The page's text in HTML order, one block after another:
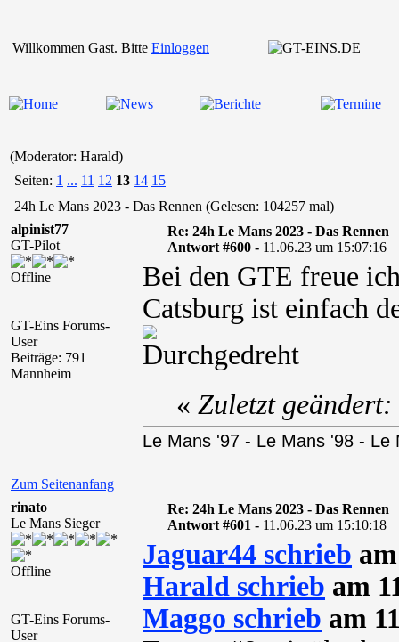
Willkommen Gast. Bitte Einloggen
(Moderator: Harald)
Seiten: 1 ... 11 12 13 14 15
24h Le Mans 2023 - Das Rennen (Gelesen: 104257 mal)
alpinist77
GT-Pilot
Offline
GT-Eins Forums-
User
Beiträge: 791
Mannheim
Re: 24h Le Mans 2023 - Das Rennen
Antwort #600 - 11.06.23 um 15:07:16
Bei den GTE freue
Catsburg ist einfach
Zum Seitenanfang
« Zuletzt
Le Mans '97 - Le Mans '98 - Le
rinato
Le Mans Sieger
Offline
GT-Eins Forums-
User
Re: 24h Le Mans 2023 - Das Rennen
Antwort #601 - 11.06.23 um 15:10:18
Jaguar44 schrieb
Harald schrieb am
Maggo schrieb am